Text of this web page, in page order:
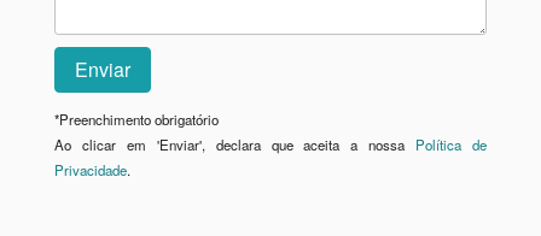
*Preenchimento obrigatório
Ao clicar em 'Enviar', declara que aceita a nossa Política de
Privacidade.